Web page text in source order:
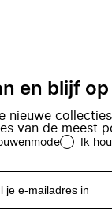
en blijf
nieuwe
van de meest
Ik